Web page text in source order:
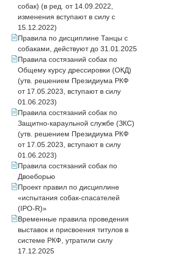
собак) (в ред. от 14.09.2022,
изменения вступают в силу с
15.12.2022)
Правила по дисциплине Танцы с
собаками, действуют до 31.01.2025
Правила состязаний собак по
Общему курсу дрессировки (ОКД)
(утв. решением Президиума РКФ
от 17.05.2023, вступают в силу
01.06.2023)
Правила состязаний собак по
Защитно-караульной службе (ЗКС)
(утв. решением Президиума РКФ
от 17.05.2023, вступают в силу
01.06.2023)
Правила состязаний собак по
Двоеборью
Проект правил по дисциплине
«испытания собак-спасателей
(IPO-R)»
Временные правила проведения
выставок и присвоения титулов в
системе РКФ, утратили силу
17.12.2025